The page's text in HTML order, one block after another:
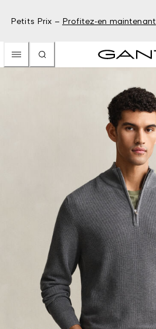
Petits Prix – Profitez-en maintenant